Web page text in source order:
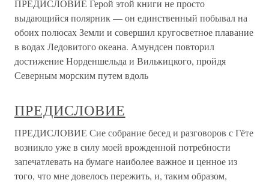
ПРЕДИСЛОВИЕ Герой этой книги не просто
выдающийся полярник — он единственный побывал на
обоих полюсах Земли и совершил кругосветное плавание
в водах Ледовитого океана. Амундсен повторил
достижение Норденшельда и Вилькицкого, пройдя
Северным морским путем вдоль
ПРЕДИСЛОВИЕ
ПРЕДИСЛОВИЕ Сие собрание бесед и разговоров с Гёте
возникло уже в силу моей врожденной потребности
запечатлевать на бумаге наиболее важное и ценное из
того, что мне довелось пережить, и, таким образом,